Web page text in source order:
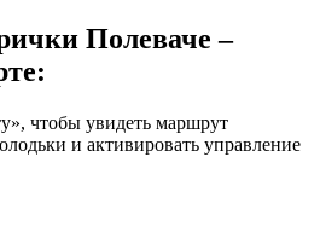
Полеваче –
чтобы увидеть маршрут
и активировать управление